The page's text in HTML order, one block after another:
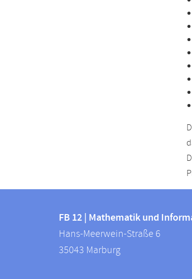
Informationen
FB
12
FB 12 | Mathematik und
Hans-Meerwein-Straße 6
35043 Marburg